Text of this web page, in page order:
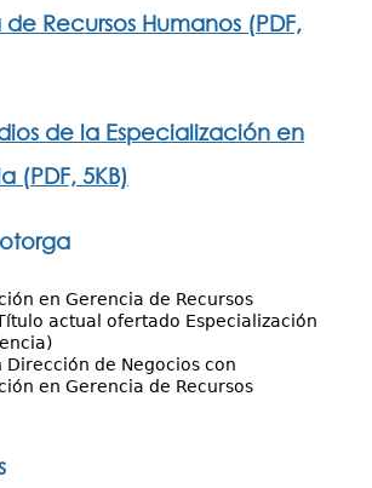
Recursos Humanos (PDF,
de la Especialización en
(PDF, 5KB)
en Gerencia de Recursos
actual ofertado Especialización
Dirección de Negocios con
en Gerencia de Recursos